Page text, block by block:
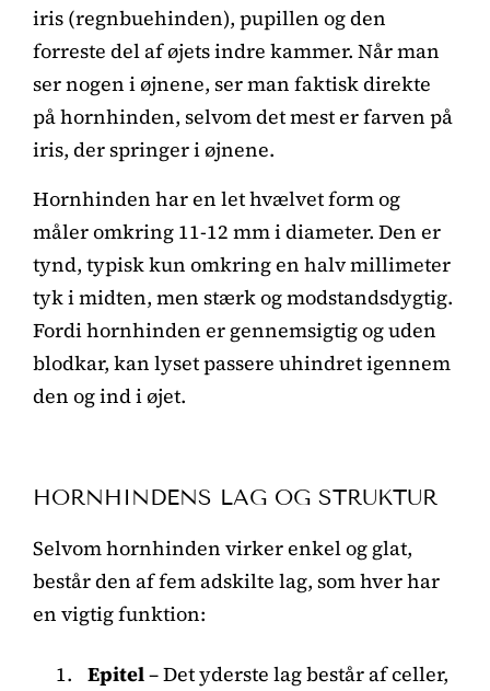
iris (regnbuehinden), pupillen og den
forreste del af øjets indre kammer. Når man
ser nogen i øjnene, ser man faktisk direkte
på hornhinden, selvom det mest er farven på
iris, der springer i øjnene.
Hornhinden har en let hvælvet form og
måler omkring 11-12 mm i diameter. Den er
tynd, typisk kun omkring en halv millimeter
tyk i midten, men stærk og modstandsdygtig.
Fordi hornhinden er gennemsigtig og uden
blodkar, kan lyset passere uhindret igennem
den og ind i øjet.
HORNHINDENS LAG OG STRUKTUR
Selvom hornhinden virker enkel og glat,
består den af fem adskilte lag, som hver har
en vigtig funktion:
Epitel– Det yderste lag består af celler,